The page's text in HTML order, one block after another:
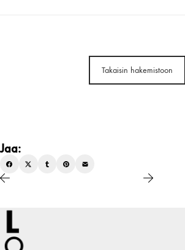
Takaisin hakemistoon
Jaa: